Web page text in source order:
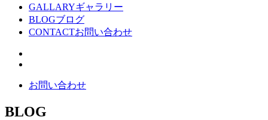
GALLARYギャラリー
BLOGブログ
CONTACTお問い合わせ
お問い合わせ
BLOG